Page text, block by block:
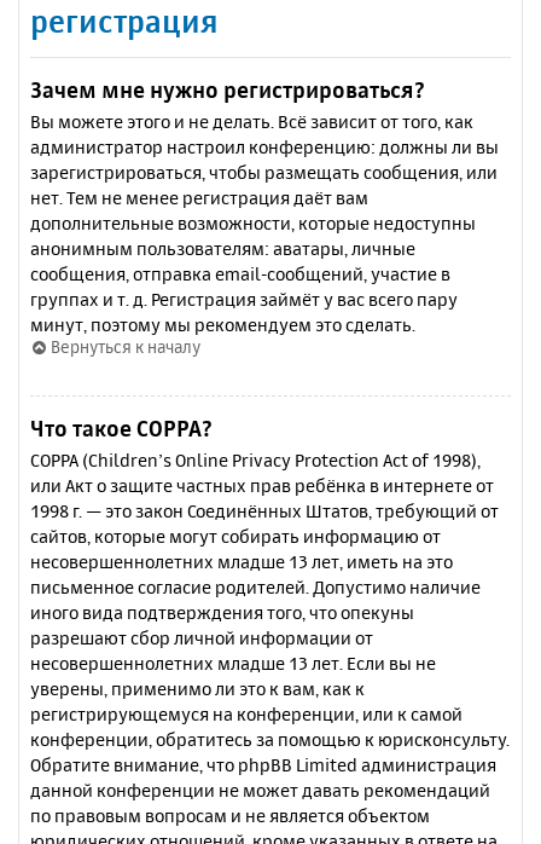
регистрация
Зачем мне нужно регистрироваться?
Вы можете этого и не делать. Всё зависит от того, как
администратор настроил конференцию: должны ли вы
зарегистрироваться, чтобы размещать сообщения, или
нет. Тем не менее регистрация даёт вам
дополнительные возможности, которые недоступны
анонимным пользователям: аватары, личные
сообщения, отправка email-сообщений, участие в
группах и т. д. Регистрация займёт у вас всего пару
минут, поэтому мы рекомендуем это сделать.
Вернуться к началу
Что такое COPPA?
COPPA (Children’s Online Privacy Protection Act of 1998),
или Акт о защите частных прав ребёнка в интернете от
1998 г. — это закон Соединённых Штатов, требующий от
сайтов, которые могут собирать информацию от
несовершеннолетних младше 13 лет, иметь на это
письменное согласие родителей. Допустимо наличие
иного вида подтверждения того, что опекуны
разрешают сбор личной информации от
несовершеннолетних младше 13 лет. Если вы не
уверены, применимо ли это к вам, как к
регистрирующемуся на конференции, или к самой
конференции, обратитесь за помощью к юрисконсульту.
Обратите внимание, что phpBB Limited администрация
данной конференции не может давать рекомендаций
по правовым вопросам и не является объектом